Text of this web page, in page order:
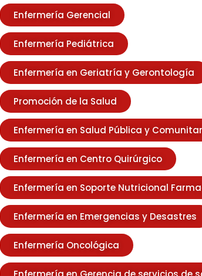
Enfermería Gerencial
Enfermería Pediátrica
Enfermería en Geriatría y Gerontología
Promoción de la Salud
Enfermería en Salud Pública y
Enfermería en Centro Quirúrgico
Enfermería en Soporte Nutricional
Enfermería en Emergencias y Desastres
Enfermería Oncológica